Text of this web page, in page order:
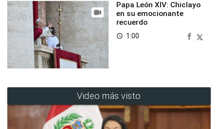
Papa León XIV: Chiclayo
en su emocionante
recuerdo
access_time 1:00
Video más visto